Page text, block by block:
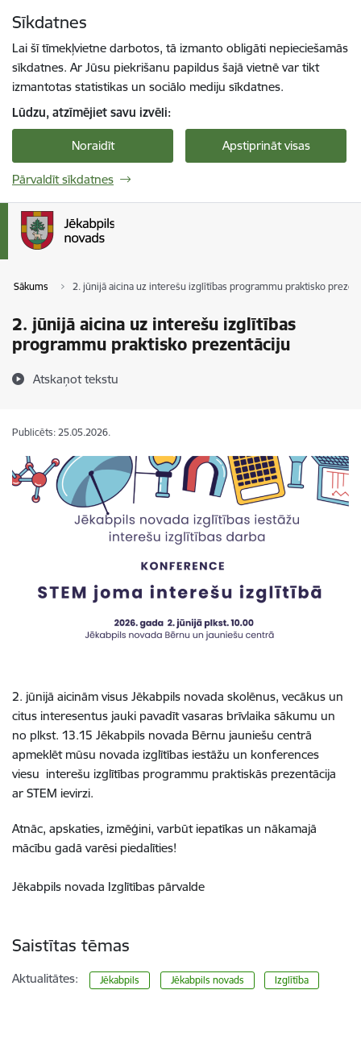
Sīkdatnes
Lai šī tīmekļvietne darbotos, tā izmanto obligāti nepieciešamās
sīkdatnes. Ar Jūsu piekrišanu papildus šajā vietnē var tikt
izmantotas statistikas un sociālo mediju sīkdatnes.
Lūdzu, atzīmējiet savu izvēli:
Noraidīt Apstiprināt visas
Pārvaldīt sīkdatnes
Sākums 2. jūnijā aicina uz interešu izglītības programmu praktisko
2. jūnijā aicina uz interešu izglītības
programmu praktisko prezentāciju
Atskaņot tekstu
Publicēts: 25.05.2026.
2. jūnijā aicinām visus Jēkabpils novada skolēnus, vecākus un
citus interesentus jauki pavadīt vasaras brīvlaika sākumu un
no plkst. 13.15 Jēkabpils novada Bērnu jauniešu centrā
apmeklēt mūsu novada izglītības iestāžu un konferences
viesu interešu izglītības programmu praktiskās prezentācija
ar STEM ievirzi.
Atnāc, apskaties, izmēģini, varbūt iepatīkas un nākamajā
mācību gadā varēsi piedalīties!
Jēkabpils novada Izglītības pārvalde
Saistītas tēmas
Aktualitātes: Jēkabpils Jēkabpils novads Izglītība